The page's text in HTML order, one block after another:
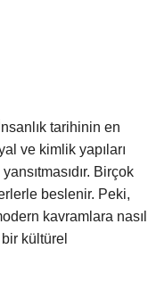
tarihinin en
ve kimlik yapıları
Birçok
beslenir. Peki,
kavramlara nasıl
kültürel